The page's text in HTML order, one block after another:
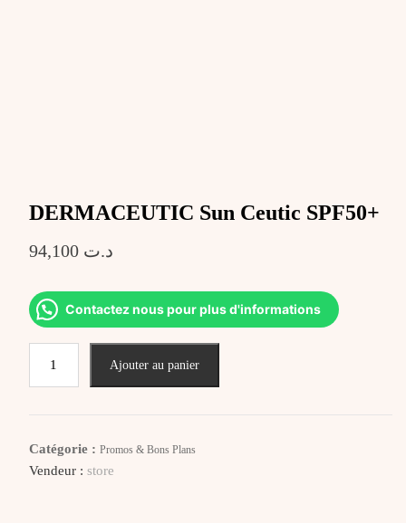
DERMACEUTIC Sun Ceutic SPF50+
د.ت 94,100
Contactez nous pour plus d'informations
Ajouter au panier
Catégorie : Promos & Bons Plans
Vendeur : store